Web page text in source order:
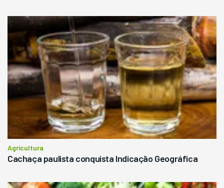
Agricultura
Cachaça paulista conquista Indicação Geográfica